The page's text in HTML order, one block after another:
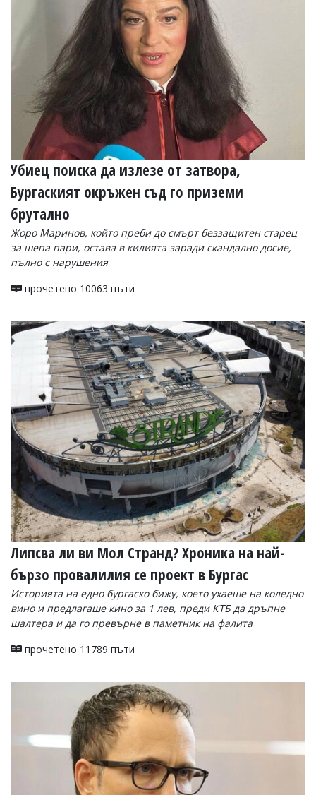
РАЗСЛЕДВАНЕ
Управители:
Веселин
Василев,
email:
v.vasilev@flagman.bg
Катя
Касабова,
еmail:k.kassabova@flagman.bg
Главен
редактор:
Иван
email:
Коментарите
под
статиите
читателите
и
редакцията
носи
отговорност
за
тях!
Ако
откриете
обиден
за
вас
коментар,
моля
сигнализирайте
ни!
Убиец поиска да излезе от затвора,
Бургаският окръжен съд го приземи
брутално
Жоро Маринов, който преби до смърт беззащитен старец
за шепа пари, остава в килията заради скандално досие,
пълно с нарушения
прочетено 10063 пъти
Липсва ли ви Мол Странд? Хроника на най-
бързо провалилия се проект в Бургас
Историята на едно бургаско бижу, което ухаеше на коледно
вино и предлагаше кино за 1 лев, преди КТБ да дръпне
шалтера и да го превърне в паметник на фалита
прочетено 11789 пъти